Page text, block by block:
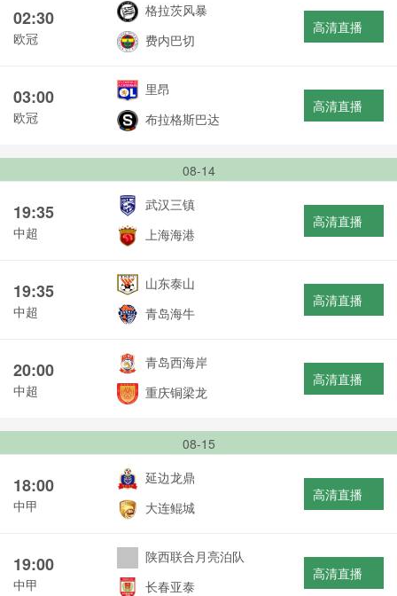
02:30
欧冠
格拉茨风暴
费内巴切
高清直播
03:00
欧冠
里昂
布拉格斯巴达
高清直播
08-14
19:35
中超
武汉三镇
上海海港
高清直播
19:35
中超
山东泰山
青岛海牛
高清直播
20:00
中超
青岛西海岸
重庆铜梁龙
高清直播
08-15
18:00
中甲
延边龙鼎
大连鲲城
高清直播
19:00
中甲
陕西联合月亮泊队
长春亚泰
高清直播